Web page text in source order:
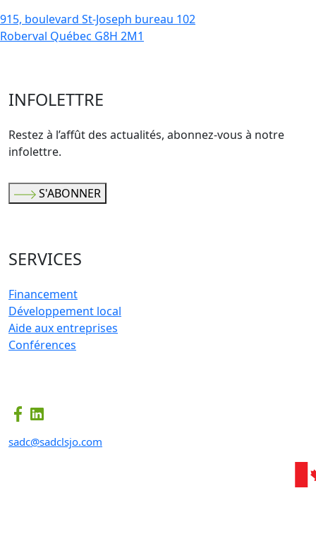
915, boulevard St-Joseph bureau 102
Roberval Québec G8H 2M1
INFOLETTRE
Restez à l’affût des actualités, abonnez-vous à notre
infolettre.
S'ABONNER
SERVICES
Financement
Développement local
Aide aux entreprises
Conférences
sadc@sadclsjo.com